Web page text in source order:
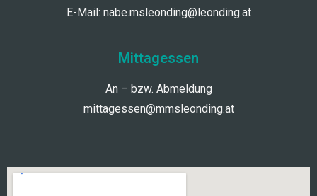
E-Mail: nabe.msleonding@leonding.at
Mittagessen
An – bzw. Abmeldung
mittagessen@mmsleonding.at